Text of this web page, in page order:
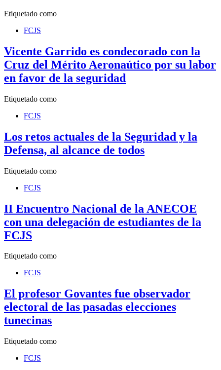
Etiquetado como
FCJS
Vicente Garrido es condecorado con la
Cruz del Mérito Aeronaútico por su labor
en favor de la seguridad
Etiquetado como
FCJS
Los retos actuales de la Seguridad y la
Defensa, al alcance de todos
Etiquetado como
FCJS
II Encuentro Nacional de la ANECOE
con una delegación de estudiantes de la
FCJS
Etiquetado como
FCJS
El profesor Govantes fue observador
electoral de las pasadas elecciones
tunecinas
Etiquetado como
FCJS